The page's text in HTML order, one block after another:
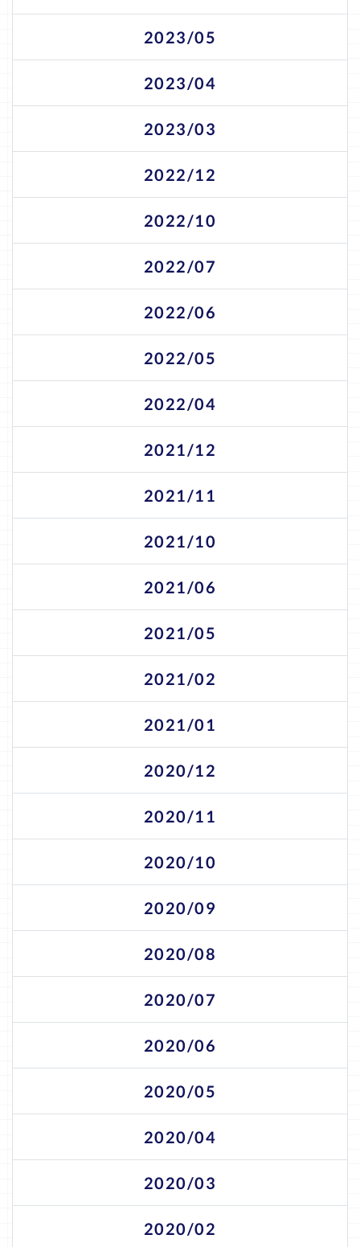
2023/05
2023/04
2023/03
2022/12
2022/10
2022/07
2022/06
2022/05
2022/04
2021/12
2021/11
2021/10
2021/06
2021/05
2021/02
2021/01
2020/12
2020/11
2020/10
2020/09
2020/08
2020/07
2020/06
2020/05
2020/04
2020/03
2020/02